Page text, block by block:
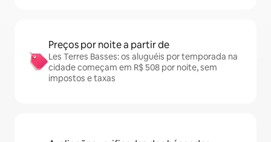
Preços por noite a partir de
Les Terres Basses: os aluguéis por temporada na
cidade começam em R$ 508 por noite, sem
impostos e taxas